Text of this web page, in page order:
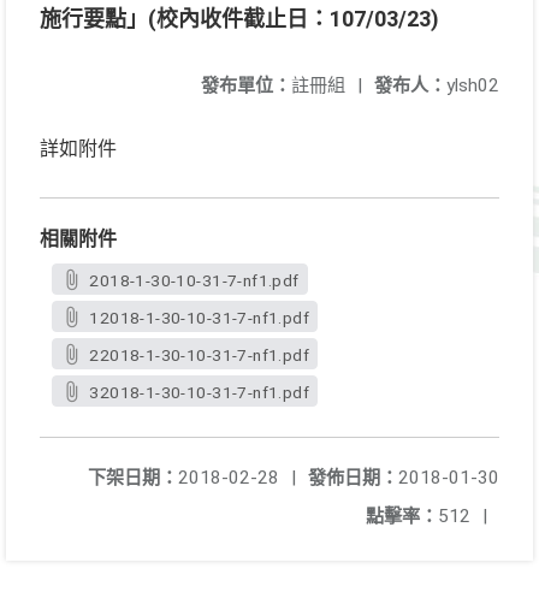
施行要點」(校內收件截止日：107/03/23)
發布人： ylsh02
發布單位： 註冊組 |
詳如附件
相關附件
2018-1-30-10-31-7-nf1.pdf
12018-1-30-10-31-7-nf1.pdf
22018-1-30-10-31-7-nf1.pdf
32018-1-30-10-31-7-nf1.pdf
發佈日期： 2018-01-30
下架日期： 2018-02-28
|
點擊率： 512 |